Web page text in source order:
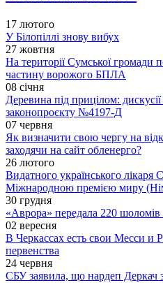
17 лютого
У Білопіллі знову вибух
27 жовтня
На території Сумської громади
частину ворожого БПЛА
08 січня
Деревина під прицілом:
законопроєкту №4197-Д
07 червня
Як визначити свою чергу на
заходячи на сайт обленерго?
26 лютого
Видатного українського лікаря
Міжнародною премією миру
30 грудня
«Аврора» передала 220
02 вересня
В Черкассах есть свои Месси и
первенства
24 червня
СБУ заявила, що нардеп Деркач